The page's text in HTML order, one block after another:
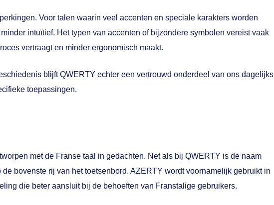
Voor talen waarin veel accenten en speciale karakters worden
intuïtief. Het typen van accenten of bijzondere symbolen vereist vaak
vertraagt en minder ergonomisch maakt.
blijft QWERTY echter een vertrouwd onderdeel van ons dagelijks
toepassingen.
met de Franse taal in gedachten. Net als bij QWERTY is de naam
bovenste rij van het toetsenbord. AZERTY wordt voornamelijk gebruikt in
die beter aansluit bij de behoeften van Franstalige gebruikers.